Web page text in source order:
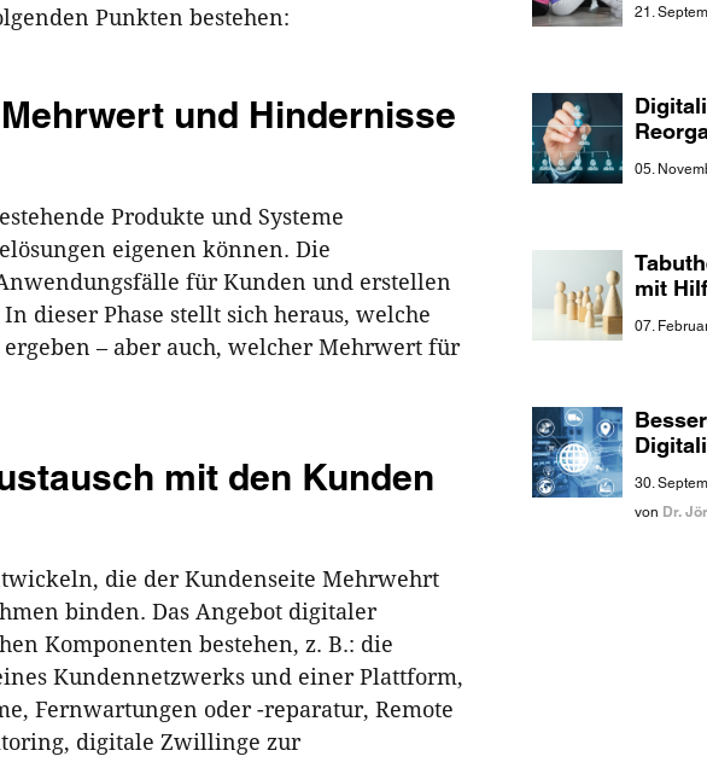
Punkten bestehen:
und Hindernisse
Produkte und Systeme
eigenen können. Die
für Kunden und erstellen
dieser Phase stellt sich heraus, welche
– aber auch, welcher Mehrwert für
mit den Kunden
die der Kundenseite Mehrwehrt
binden. Das Angebot digitaler
Komponenten bestehen, z. B.: die
Kundennetzwerks und einer Plattform,
Fernwartungen oder -reparatur, Remote
digitale Zwillinge zur
21.
05.
mit
07.
30.
von Dr.